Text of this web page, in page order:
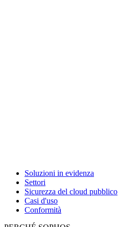
Soluzioni in evidenza
Settori
Sicurezza del cloud pubblico
Casi d'uso
Conformità